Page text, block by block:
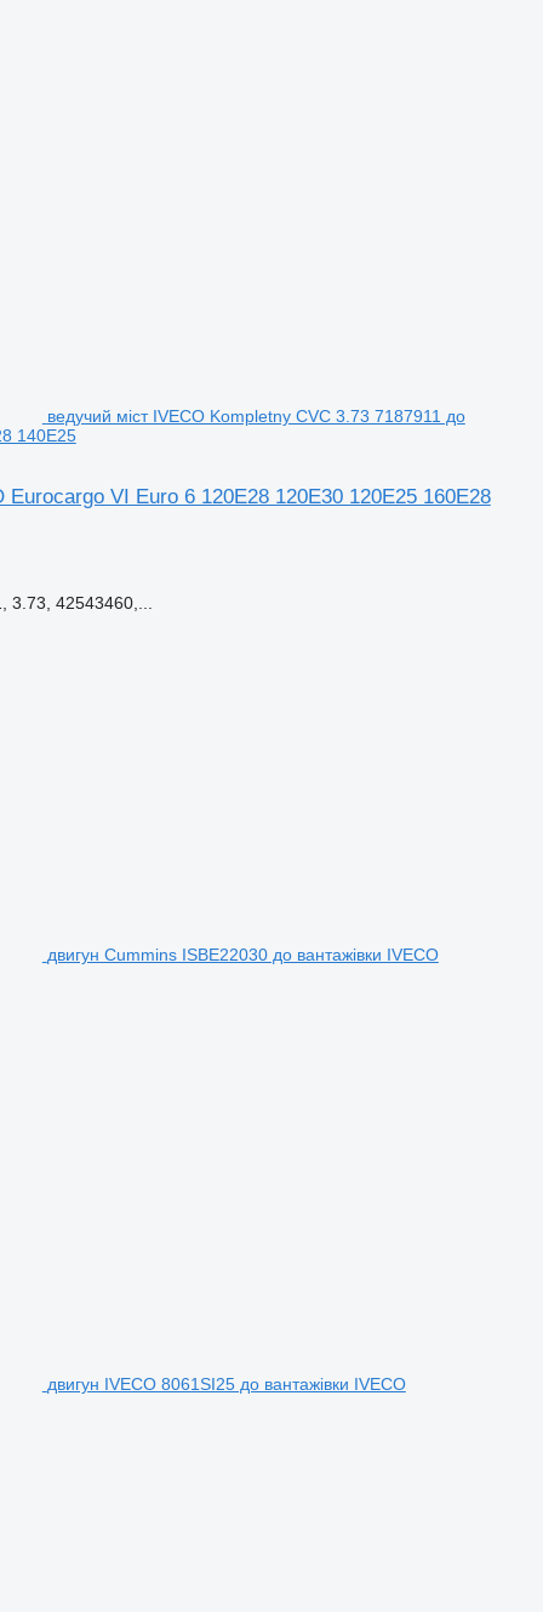
ведучий міст IVECO Kompletny CVC 3.73 7187911 до
140E25
VI Euro 6 120E28 120E30 120E25 160E28
42543460,...
двигун Cummins ISBE22030 до вантажівки IVECO
двигун IVECO 8061SI25 до вантажівки IVECO